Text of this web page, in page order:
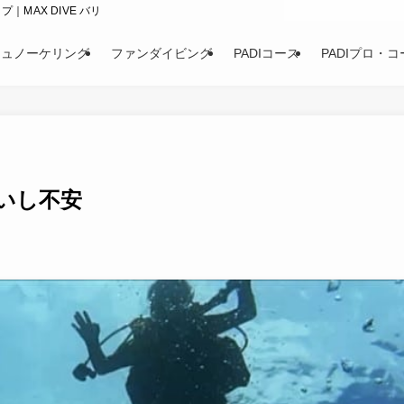
｜MAX DIVE バリ
ノーケリング ファンダイビング PADIコース PADIプロ・コ
し不安